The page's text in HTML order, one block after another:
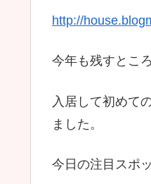
http://
今年も残すとこ
入居して初めて
ました。
今日の注目スポ